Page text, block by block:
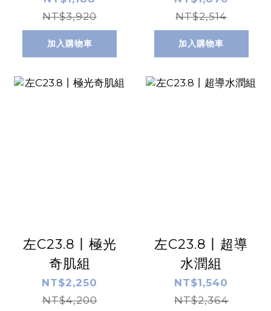
NT$3,920
加入購物車
NT$2,514
加入購物車
左C23.8丨極光
奇肌組
NT$2,250
NT$4,200
左C23.8丨超導
水潤組
NT$1,540
NT$2,364